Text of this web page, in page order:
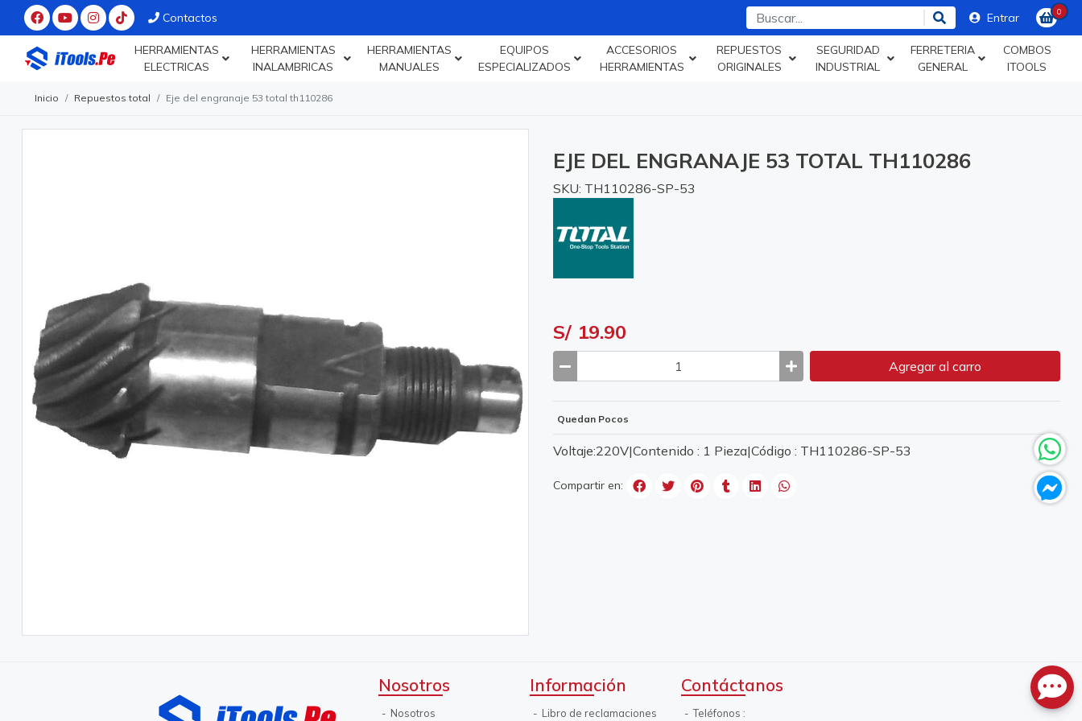
Contactos Entrar 0
HERRAMIENTAS
ELECTRICAS
HERRAMIENTAS
INALAMBRICAS
HERRAMIENTAS
MANUALES
EQUIPOS
ESPECIALIZADOS
ACCESORIOS
HERRAMIENTAS
REPUESTOS
ORIGINALES
SEGURIDAD
INDUSTRIAL
FERRETERIA
GENERAL
COMBOS
ITOOLS
Inicio Repuestos total Eje del engranaje 53 total th110286
EJE DEL ENGRANAJE 53 TOTAL TH110286
SKU: TH110286-SP-53
S/ 19.90
Agregaral carro
Quedan Pocos
Voltaje:220V|Contenido : 1 Pieza|Código : TH110286-SP-53
Compartir en:
Nosotros
Nosotros
Información
Libro de reclamaciones
Contáctanos
Teléfonos